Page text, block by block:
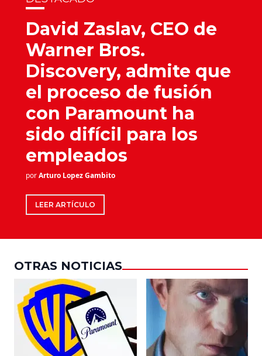
David Zaslav, CEO de
Warner Bros.
Discovery, admite que
el proceso de fusión
con Paramount ha
sido difícil para los
empleados
porArturo Lopez Gambito
LEER ARTÍCULO
OTRAS NOTICIAS